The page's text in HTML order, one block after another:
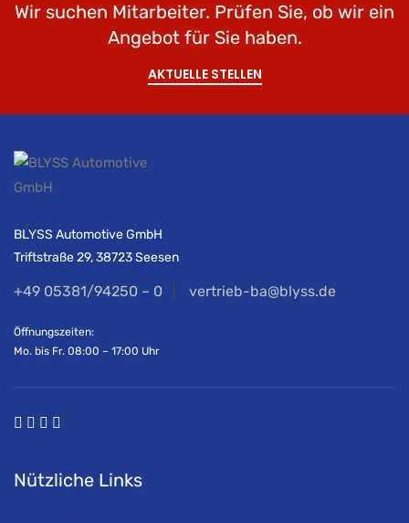
Wir suchen Mitarbeiter. Prüfen Sie, ob wir ein
Angebot für Sie haben.
AKTUELLE STELLEN
BLYSS Automotive GmbH
Triftstraße 29, 38723 Seesen
+49 05381/94250 – 0 vertrieb-ba@blyss.de
Öffnungszeiten:
Mo. bis Fr. 08:00 – 17:00 Uhr
Nützliche Links